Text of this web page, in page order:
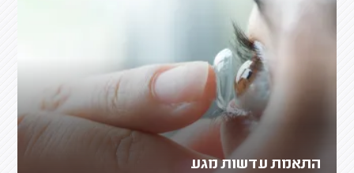
התאמת עדשות מגע